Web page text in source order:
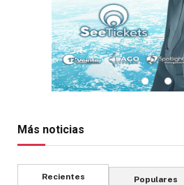
Más noticias
Recientes Populares